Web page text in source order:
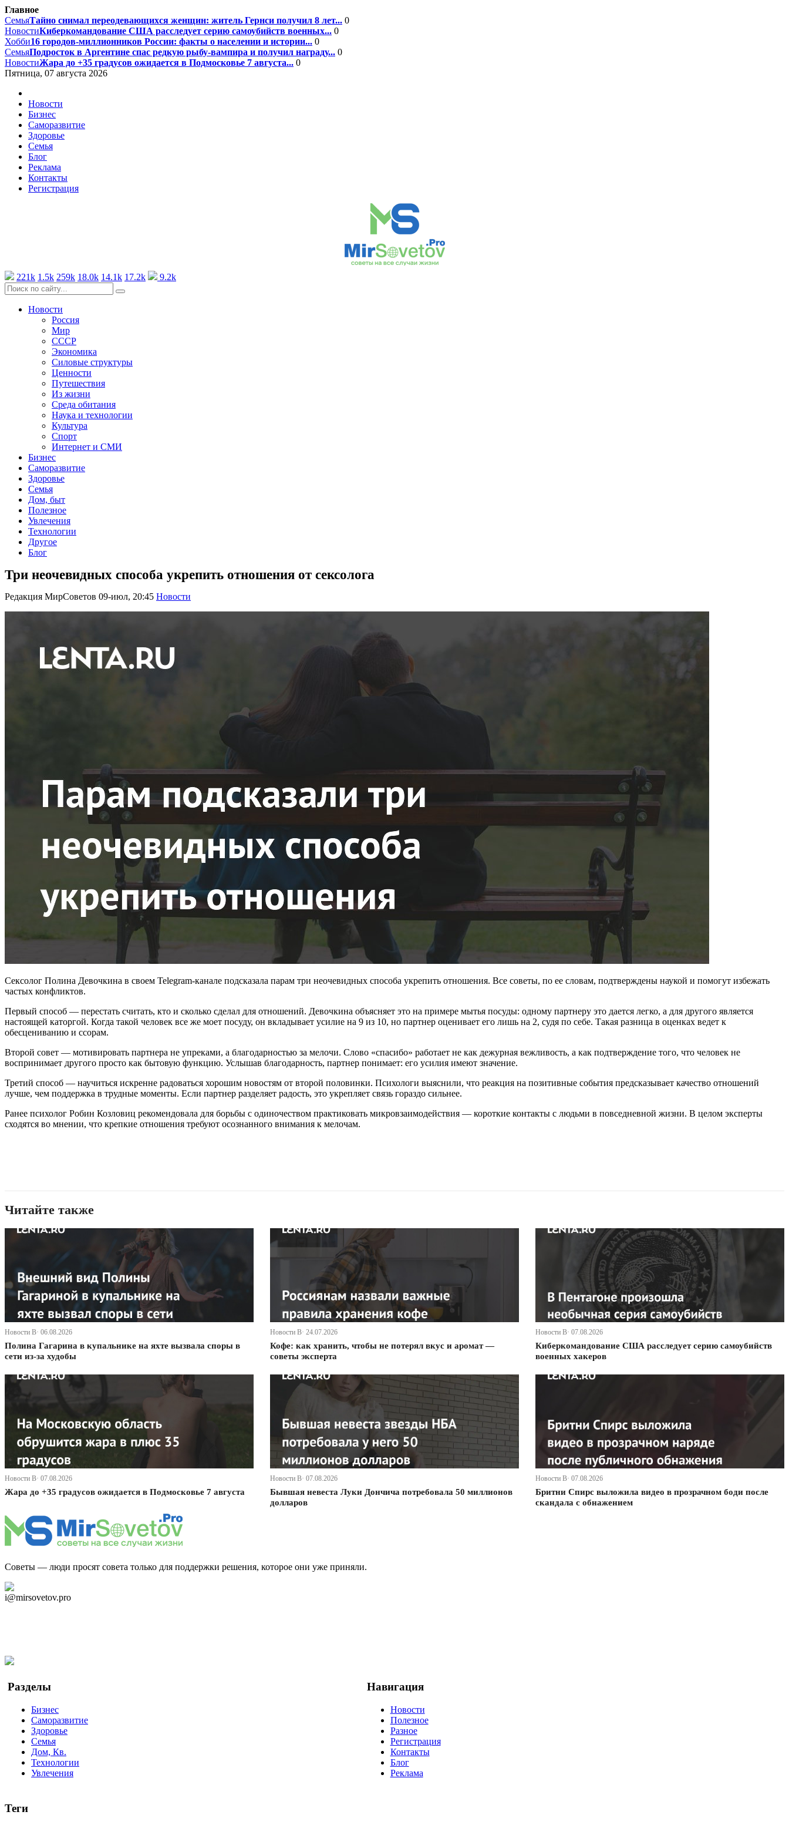
Главное
СемьяТайно снимал переодевающихся женщин: житель Гернси получил 8 лет... 0
НовостиКиберкомандование США расследует серию самоубийств военных... 0
Хобби16 городов-миллионников России: факты о населении и истории... 0
СемьяПодросток в Аргентине спас редкую рыбу-вампира и получил награду... 0
НовостиЖара до +35 градусов ожидается в Подмосковье 7 августа... 0
Пятница, 07 августа 2026
Новости
Бизнес
Саморазвитие
Здоровье
Семья
Блог
Реклама
Контакты
Регистрация
221k 1.5k 259k 18.0k 14.1k 17.2k 9.2k
Новости
Россия
Мир
СССР
Экономика
Силовые структуры
Ценности
Путешествия
Из жизни
Среда обитания
Наука и технологии
Культура
Спорт
Интернет и СМИ
Бизнес
Саморазвитие
Здоровье
Семья
Дом, быт
Полезное
Увлечения
Технологии
Другое
Блог
Три неочевидных способа укрепить отношения от сексолога
Редакция МирСоветов 09-июл, 20:45 Новости
Сексолог Полина Девочкина в своем Telegram-канале подсказала парам три неочевидных способа укрепить отношения. Все советы, по ее словам, подтверждены наукой и помогут избежать
частых конфликтов.
Первый способ — перестать считать, кто и сколько сделал для отношений. Девочкина объясняет это на примере мытья посуды: одному партнеру это дается легко, а для другого является
настоящей каторгой. Когда такой человек все же моет посуду, он вкладывает усилие на 9 из 10, но партнер оценивает его лишь на 2, судя по себе. Такая разница в оценках ведет к
обесцениванию и ссорам.
Второй совет — мотивировать партнера не упреками, а благодарностью за мелочи. Слово «спасибо» работает не как дежурная вежливость, а как подтверждение того, что человек не
воспринимает другого просто как бытовую функцию. Услышав благодарность, партнер понимает: его усилия имеют значение.
Третий способ — научиться искренне радоваться хорошим новостям от второй половинки. Психологи выяснили, что реакция на позитивные события предсказывает качество отношений
лучше, чем поддержка в трудные моменты. Если партнер разделяет радость, это укрепляет связь гораздо сильнее.
Ранее психолог Робин Козловиц рекомендовала для борьбы с одиночеством практиковать микровзаимодействия — короткие контакты с людьми в повседневной жизни. В целом эксперты
сходятся во мнении, что крепкие отношения требуют осознанного внимания к мелочам.
Читайте также
Новости В· 06.08.2026
Полина Гагарина в купальнике на яхте вызвала споры в
сети из-за худобы
Новости В· 24.07.2026
Кофе: как хранить, чтобы не потерял вкус и аромат —
советы эксперта
Новости В· 07.08.2026
Киберкомандование США расследует серию самоубийств
военных хакеров
Новости В· 07.08.2026
Жара до +35 градусов ожидается в Подмосковье 7 августа
Новости В· 07.08.2026
Бывшая невеста Луки Дончича потребовала 50 миллионов
долларов
Новости В· 07.08.2026
Бритни Спирс выложила видео в прозрачном боди после
скандала с обнажением
Советы — люди просят совета только для поддержки решения, которое они уже приняли.
i@mirsovetov.pro
Разделы
Бизнес
Саморазвитие
Здоровье
Семья
Дом, Кв.
Технологии
Увлечения
Навигация
Новости
Полезное
Разное
Регистрация
Контакты
Блог
Реклама
Теги